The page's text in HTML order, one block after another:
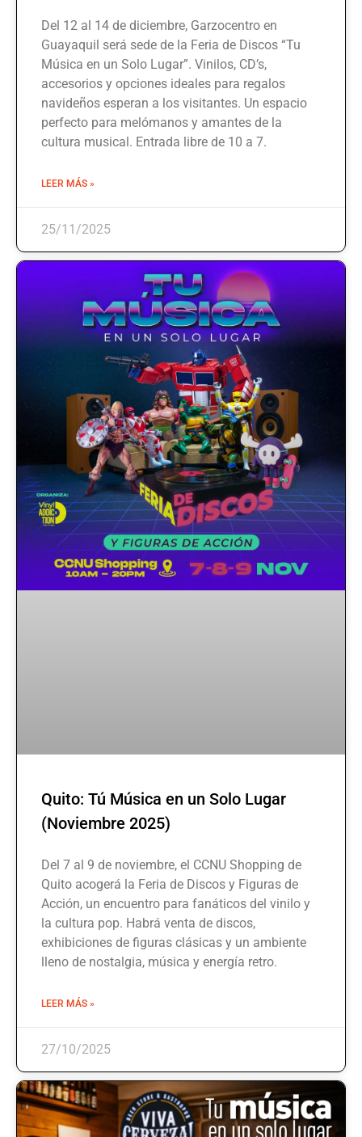
Del 12 al 14 de diciembre, Garzocentro en
Guayaquil será sede de la Feria de Discos “Tu
Música en un Solo Lugar”. Vinilos, CD’s,
accesorios y opciones ideales para regalos
navideños esperan a los visitantes. Un espacio
perfecto para melómanos y amantes de la
cultura musical. Entrada libre de 10 a 7.
LEER MÁS »
25/11/2025
Quito: Tú Música en un Solo Lugar
(Noviembre 2025)
Del 7 al 9 de noviembre, el CCNU Shopping de
Quito acogerá la Feria de Discos y Figuras de
Acción, un encuentro para fanáticos del vinilo y
la cultura pop. Habrá venta de discos,
exhibiciones de figuras clásicas y un ambiente
lleno de nostalgia, música y energía retro.
LEER MÁS »
27/10/2025